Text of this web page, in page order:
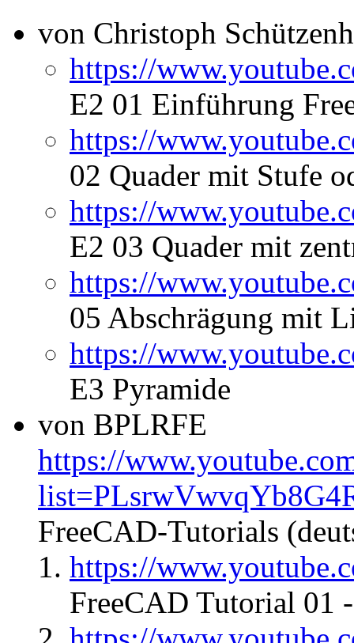
von Christoph
https://
E2 01 Einführung
https://
02 Quader mit Stufe
https://
E2 03 Quader mit
https://
05 Abschrägung mit
https://
E3 Pyramide
von BPLRFE
https://
FreeCAD-Tutorials
https://
FreeCAD Tutorial 01